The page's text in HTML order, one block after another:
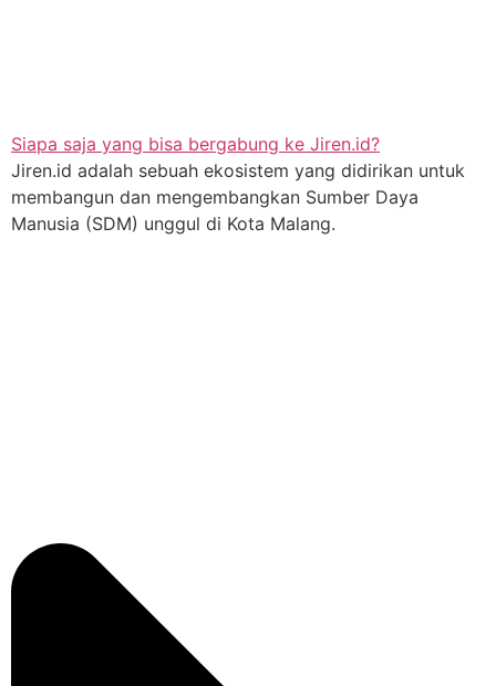
Siapa saja yang bisa bergabung ke Jiren.id?
Jiren.id adalah sebuah ekosistem yang didirikan untuk
membangun dan mengembangkan Sumber Daya
Manusia (SDM) unggul di Kota Malang.